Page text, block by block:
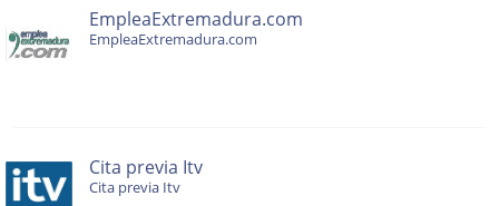
EmpleaExtremadura.com
EmpleaExtremadura.com
Cita previa Itv
Cita previa Itv